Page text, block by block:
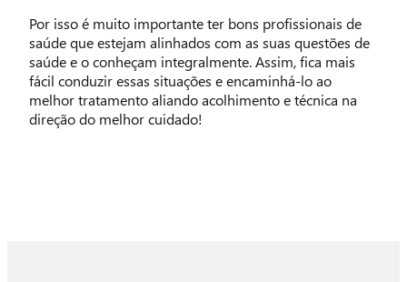
Por isso é muito importante ter bons profissionais de
saúde que estejam alinhados com as suas questões de
saúde e o conheçam integralmente. Assim, fica mais
fácil conduzir essas situações e encaminhá-lo ao
melhor tratamento aliando acolhimento e técnica na
direção do melhor cuidado!